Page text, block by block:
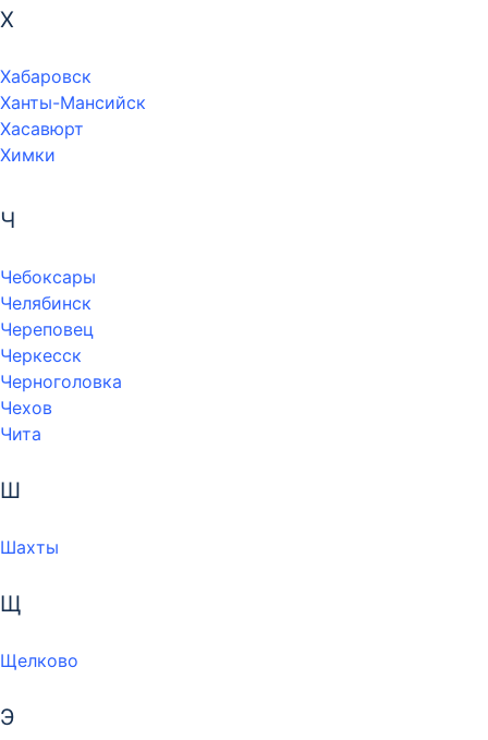
Х
Хабаровск
Ханты-Мансийск
Хасавюрт
Химки
Ч
Чебоксары
Челябинск
Череповец
Черкесск
Черноголовка
Чехов
Чита
Ш
Шахты
Щ
Щелково
Э